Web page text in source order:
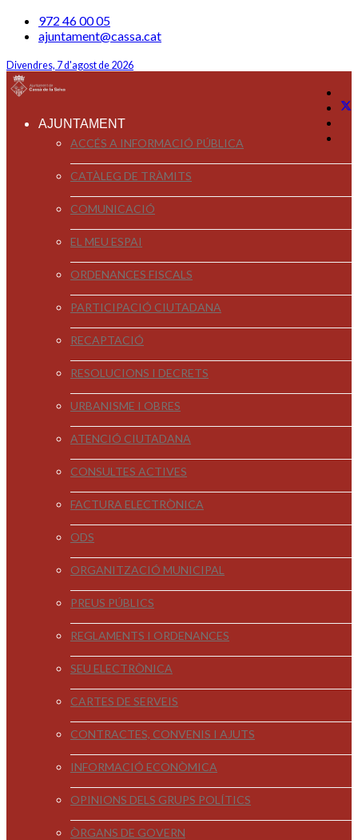
972 46 00 05
ajuntament@cassa.cat
Divendres, 7 d'agost de 2026
AJUNTAMENT
ACCÉS A INFORMACIÓ PÚBLICA
CATÀLEG DE TRÀMITS
COMUNICACIÓ
EL MEU ESPAI
ORDENANCES FISCALS
PARTICIPACIÓ CIUTADANA
RECAPTACIÓ
RESOLUCIONS I DECRETS
URBANISME I OBRES
ATENCIÓ CIUTADANA
CONSULTES ACTIVES
FACTURA ELECTRÒNICA
ODS
ORGANITZACIÓ MUNICIPAL
PREUS PÚBLICS
REGLAMENTS I ORDENANCES
SEU ELECTRÒNICA
CARTES DE SERVEIS
CONTRACTES, CONVENIS I AJUTS
INFORMACIÓ ECONÒMICA
OPINIONS DELS GRUPS POLÍTICS
ÒRGANS DE GOVERN